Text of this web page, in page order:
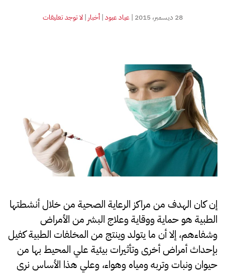
28 ديسمبر، 2015 |عياد عبود|أخبار |لا توجد تعليقاتعلى
إن كان الهدف من مراكز الرعاية الصحية من خلال أنشطتها
الطبية هو حماية ووقاية وعلاج البشر من الأمراض
وشفاءهم، إلا أن ما يتولد وينتج من المخلفات الطبية كفيل
بإحداث أمراض أخرى وتأثيرات بيئية علي المحيط بها من
حيوان ونبات وتربه ومياه وهواء، وعلي هذا الأساس نرى